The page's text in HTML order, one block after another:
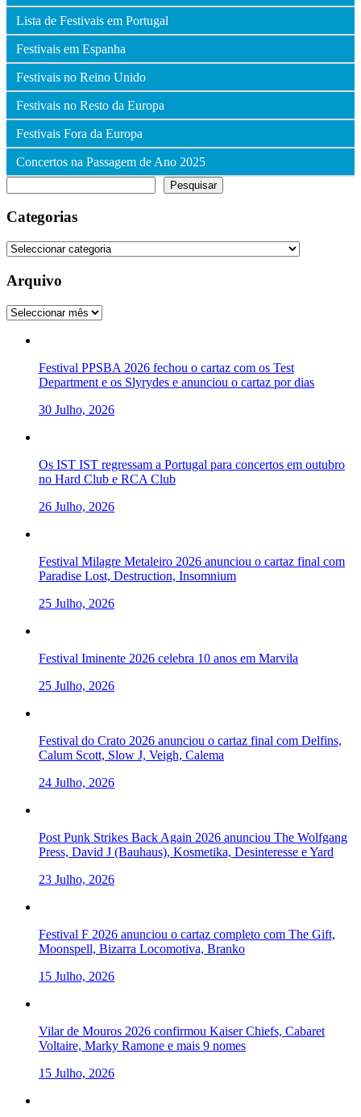
Lista de Festivais em Portugal
Festivais em Espanha
Festivais no Reino Unido
Festivais no Resto da Europa
Festivais Fora da Europa
Concertos na Passagem de Ano 2025
Pesquisar
Categorias
Categorias
Arquivo
Arquivo
Festival PPSBA 2026 fechou o cartaz com os Test
Department e os Slyrydes e anunciou o cartaz por dias
30 Julho, 2026
Os IST IST regressam a Portugal para concertos em outubro
no Hard Club e RCA Club
26 Julho, 2026
Festival Milagre Metaleiro 2026 anunciou o cartaz final com
Paradise Lost, Destruction, Insomnium
25 Julho, 2026
Festival Iminente 2026 celebra 10 anos em Marvila
25 Julho, 2026
Festival do Crato 2026 anunciou o cartaz final com Delfins,
Calum Scott, Slow J, Veigh, Calema
24 Julho, 2026
Post Punk Strikes Back Again 2026 anunciou The Wolfgang
Press, David J (Bauhaus), Kosmetika, Desinteresse e Yard
23 Julho, 2026
Festival F 2026 anunciou o cartaz completo com The Gift,
Moonspell, Bizarra Locomotiva, Branko
15 Julho, 2026
Vilar de Mouros 2026 confirmou Kaiser Chiefs, Cabaret
Voltaire, Marky Ramone e mais 9 nomes
15 Julho, 2026